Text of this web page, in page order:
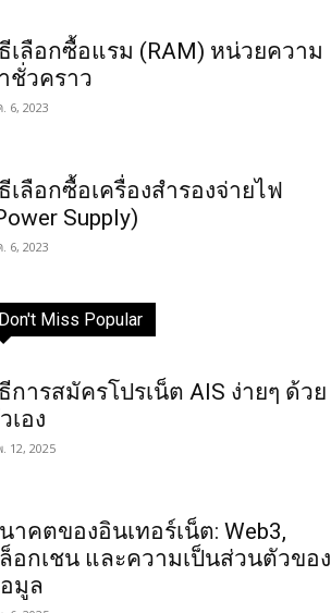
เลือกซื้อแรม (RAM) หน่วยความ
ชั่วคราว
6, 2023
เลือกซื้อเครื่องสำรองจ่ายไฟ
Supply)
6, 2023
Don't Miss Popular
การสมัครโปรเน็ต AIS ง่ายๆ ด้วย
เอง
12, 2025
าคตของอินเทอร์เน็ต: Web3,
อกเชน และความเป็นส่วนตัวของ
มูล